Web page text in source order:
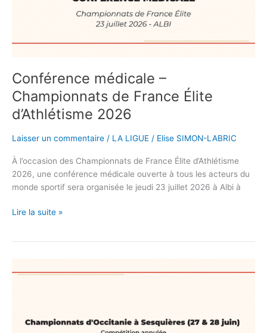
Conférence médicale –
Championnats de France Élite
d’Athlétisme 2026
Laisser un commentaire / LA LIGUE / Elise SIMON-LABRIC
À l’occasion des Championnats de France Élite d’Athlétisme
2026, une conférence médicale ouverte à tous les acteurs du
monde sportif sera organisée le jeudi 23 juillet 2026 à Albi à
Lire la suite »
d’Occitanie